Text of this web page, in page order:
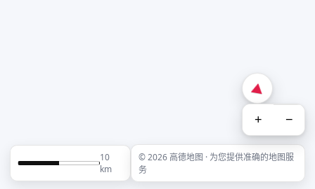
+ −
10
km
© 2026 高德地图 · 为您提供准确的地图服
务